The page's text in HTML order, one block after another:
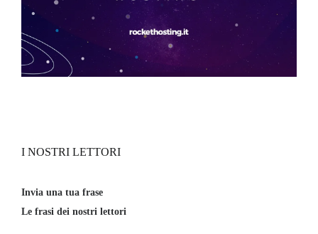
I NOSTRI LETTORI
Invia una tua frase
Le frasi dei nostri lettori